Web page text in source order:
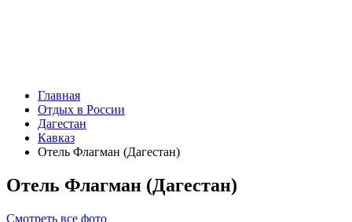
Главная
Отдых в России
Дагестан
Кавказ
Отель Флагман (Дагестан)
Отель Флагман (Дагестан)
Смотреть все фото